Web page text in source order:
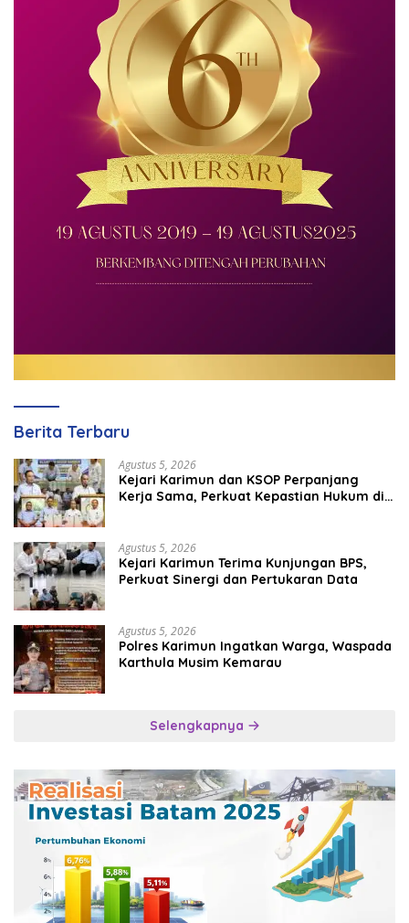
Berita Terbaru
Agustus 5, 2026
Kejari Karimun dan KSOP Perpanjang
Kerja Sama, Perkuat Kepastian Hukum di
Agustus 5, 2026
Kejari Karimun Terima Kunjungan BPS,
Perkuat Sinergi dan Pertukaran Data
Agustus 5, 2026
Polres Karimun Ingatkan Warga, Waspada
Karthula Musim Kemarau
Selengkapnya